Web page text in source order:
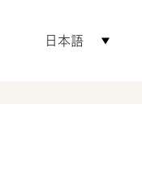
日本語